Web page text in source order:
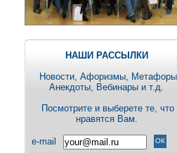
НАШИ РАССЫЛКИ
Новости, Aфоризмы, Метафоры
Анекдоты, Вебинары и т.д.
Посмотрите и выберете те, что
нравятся Вам.
e-mail